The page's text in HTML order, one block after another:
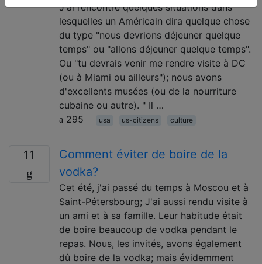
J'ai rencontré quelques situations dans
lesquelles un Américain dira quelque chose
du type "nous devrions déjeuner quelque
temps" ou "allons déjeuner quelque temps".
Ou "tu devrais venir me rendre visite à DC
(ou à Miami ou ailleurs"); nous avons
d'excellents musées (ou de la nourriture
cubaine ou autre). " Il …
295
usa us-citizens culture
11
Comment éviter de boire de la
vodka?
Cet été, j'ai passé du temps à Moscou et à
Saint-Pétersbourg; J'ai aussi rendu visite à
un ami et à sa famille. Leur habitude était
de boire beaucoup de vodka pendant le
repas. Nous, les invités, avons également
dû boire de la vodka; mais évidemment